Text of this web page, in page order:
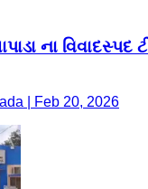
ના
| Feb 20, 2026